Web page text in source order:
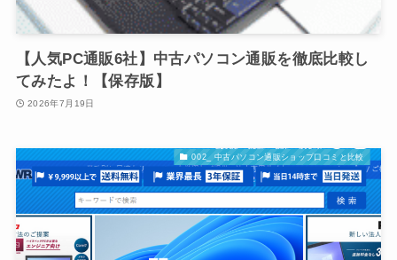
【人気PC通販6社】中古パソコン通販を徹底比較し
てみたよ！【保存版】
2026年7月19日
002_ 中古パソコン通販ショップ口コミと比較